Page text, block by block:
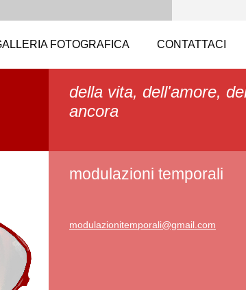
FOTOGRAFICA CONTATTACI
della vita, dell'amore,
ancora
modulazioni temporali
modulazionitemporali@gmail.com